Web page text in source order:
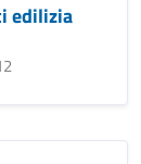
edilizia